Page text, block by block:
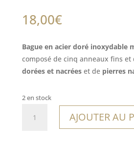
18,00€
Bague en acier doré inoxydable
composé de cinq anneaux fins et
dorées et nacréeset de pierres
2 en stock
AJOUTER AU